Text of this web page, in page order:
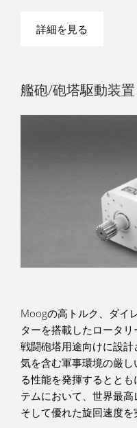
詳細を見る
艦砲/砲塔駆動装置
Moogの高トルク、ダイ
ターを搭載したロータリ
戦闘砲塔用途向けに設
気を含む軍事環境の厳
る性能を発揮するとと
テムにおいて、世界最高
そして優れた旋回速度を